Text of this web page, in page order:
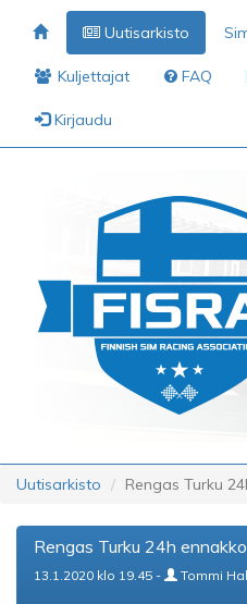
Uutisarkisto
Kuljettajat FAQ
Kirjaudu
Uutisarkisto Rengas Turku
Rengas Turku 24h
13.1.2020 klo 19.45 - Tommi